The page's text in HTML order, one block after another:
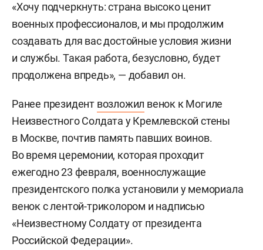
«Хочу подчеркнуть: страна высоко ценит
военных профессионалов, и мы продолжим
создавать для вас достойные условия жизни
и службы. Такая работа, безусловно, будет
продолжена впредь», — добавил он.
Ранее президент возложил венок к Могиле
Неизвестного Солдата у Кремлевской стены
в Москве, почтив память павших воинов.
Во время церемонии, которая проходит
ежегодно 23 февраля, военнослужащие
президентского полка установили у мемориала
венок с лентой-триколором и надписью
«Неизвестному Солдату от президента
Российской Федерации».